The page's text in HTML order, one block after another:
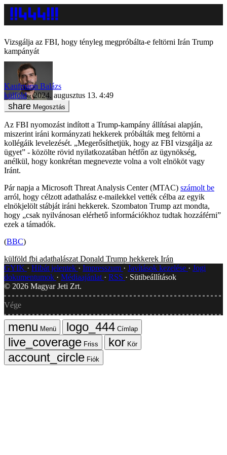
Vizsgálja az FBI, hogy tényleg megpróbálta-e feltörni Irán Trump
kampányát
Kaufmann Balázs
külföld
2024. augusztus 13. 4:49
Megosztás
Az FBI nyomozást indított a Trump-kampány állításai alapján,
miszerint iráni kormányzati hekkerek próbálták meg feltörni a
kollégáik levelezését. „Megerősíthetjük, hogy az FBI vizsgálja az
ügyet” - közölte rövid nyilatkozatában hétfőn az ügynökség,
anélkül, hogy konkrétan megnevezte volna a volt elnököt vagy
Iránt.
Pár napja a Microsoft Threat Analysis Center (MTAC) számolt be
arról, hogy célzott adathalász e-mailekkel vették célba az egyik
elnökjelölt stábját iráni hekkerek. Szombaton Trump azt mondta,
hogy „csak nyilvánosan elérhető információkhoz tudtak hozzáférni”
ezek a támadók.
(BBC)
külföld fbi adathalászat Donald Trump hekkerek Irán
GYIK
Hibát jelentek Impresszum Javítások kezelése
Jogi
dokumentumok
Médiaajánlat RSS
Sütibeállítások
© 2026 Magyar Jeti Zrt.
Vége
Menü
Címlap
Friss
Kör
Fiók